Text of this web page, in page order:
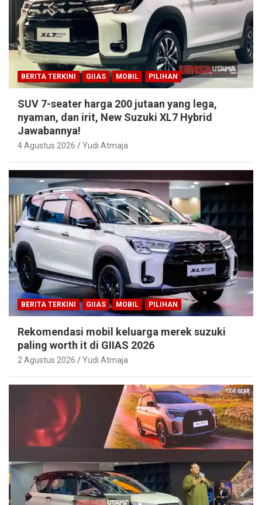
BERITA TERKINI GIIAS MOBIL PILIHAN
SUV 7-seater harga 200 jutaan yang lega,
nyaman, dan irit, New Suzuki XL7 Hybrid
Jawabannya!
4 Agustus 2026 Yudi Atmaja
BERITA TERKINI GIIAS MOBIL PILIHAN
Rekomendasi mobil keluarga merek suzuki
paling worth it di GIIAS 2026
2 Agustus 2026 Yudi Atmaja